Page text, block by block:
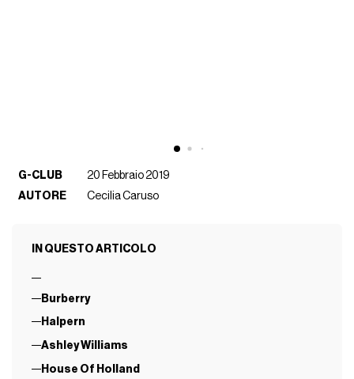
G-CLUB
20 Febbraio 2019
AUTORE
Cecilia Caruso
IN QUESTO ARTICOLO
Burberry
Halpern
Ashley Williams
House Of Holland